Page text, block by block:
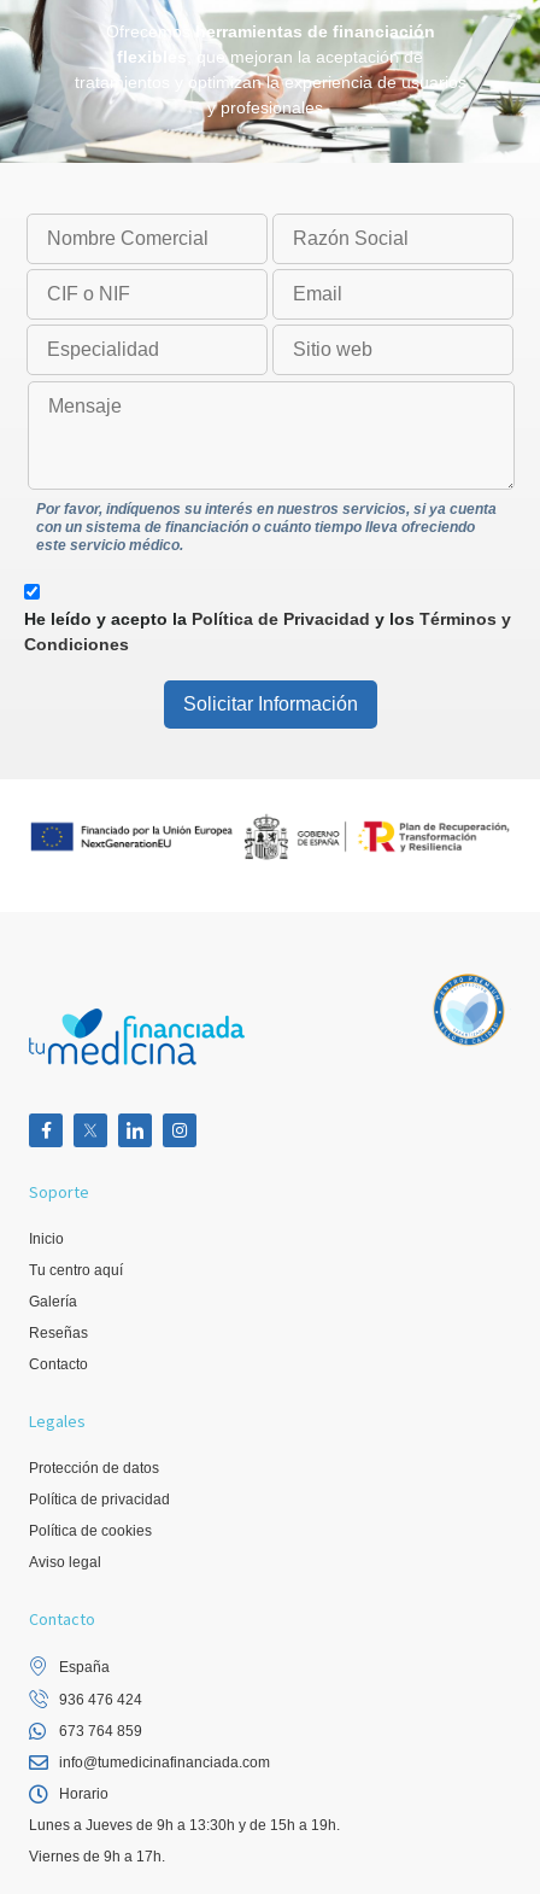
Ofrecemosherramientas de financiación
flexibles
, que mejoran la aceptación de
tratamientos y optimizan la experiencia de usuarios
y profesionales.
Por favor, indíquenos su interés en nuestros servicios, si ya cuenta
con un sistema de financiación o cuánto tiempo lleva ofreciendo
este servicio médico.
He leído y acepto la Política de Privacidad y los Términos y
Condiciones
Solicitar Información
Soporte
Inicio
Tu centro aquí
Galería
Reseñas
Contacto
Legales
Protección de datos
Política de privacidad
Política de cookies
Aviso legal
Contacto
España
936 476 424
673 764 859
info@tumedicinafinanciada.com
Horario
Lunes a Jueves de 9h a 13:30h y de 15h a 19h.
Viernes de 9h a 17h.